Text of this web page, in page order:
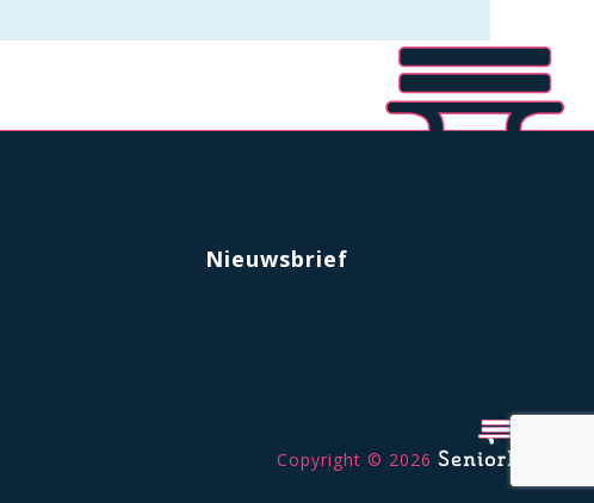
Nieuwsbrief
Copyright © 2026